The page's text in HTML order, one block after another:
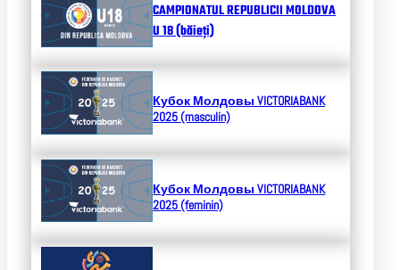
CAMPIONATUL REPUBLICII MOLDOVA
U 18 (băieți)
Кубок МолдовыVICTORIABANK
2025 (masculin)
Кубок МолдовыVICTORIABANK
2025 (feminin)